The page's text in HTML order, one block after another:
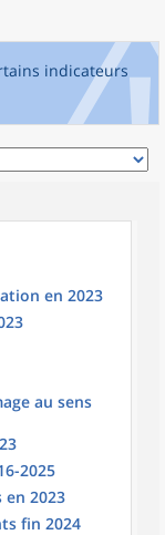
indicateurs
en 2023
au sens
2025
en 2023
fin 2024